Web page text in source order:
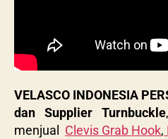
VELASCO INDONESIA
dan Supplier Turnbuckle,
menjual Clevis Grab Hook,